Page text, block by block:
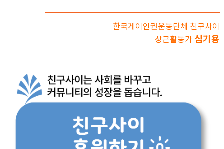
한국게이인권운동단체 친구사이
상근활동가 심기용